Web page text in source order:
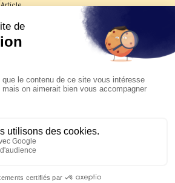
Article
Les reportages d'été 2026 de KTO
La visite pastorale du pape Léon
XIV à Assise à suivre sur KTO le
jeudi 6 août
Le pape en Uruguay, Argentine et
Pérou du 6 au 17 novembre 2026